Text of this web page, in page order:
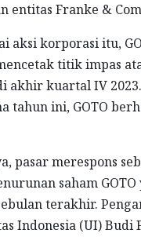
entitas Franke &
aksi korporasi itu,
titik impas
akhir kuartal IV
tahun ini, GOTO
pasar merespons
saham
terakhir.
Indonesia (UI) Budi